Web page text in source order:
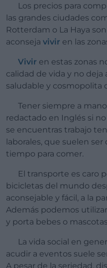
Los precios para comprar y alquilar viviendas en
las grandes ciudades
Rotterdam o La Haya
aconseja vivir en las
Vivir en estas zonas
calidad de vida y no deja
saludable y cosmopolita
Tener siempre a mano un curriculum vitae
redactado en Inglés si
se encuentras trabajo
laborales, que suelen ser
tiempo para comer.
El transporte es caro pero al ser el país con más
bicicletas del mundo
aconsejable y fácil, a la
Además podemos
y porta bebes o
La vida social en general, realizar actividades o
acudir a eventos suele
A pesar de la seriedad,